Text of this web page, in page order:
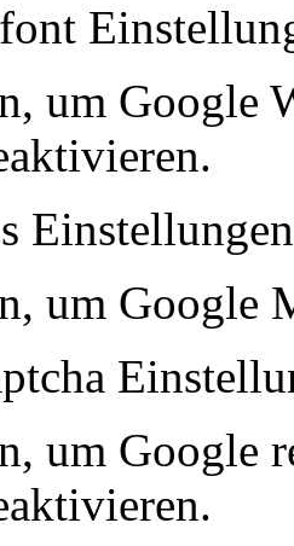
um Google
um Google
um Google